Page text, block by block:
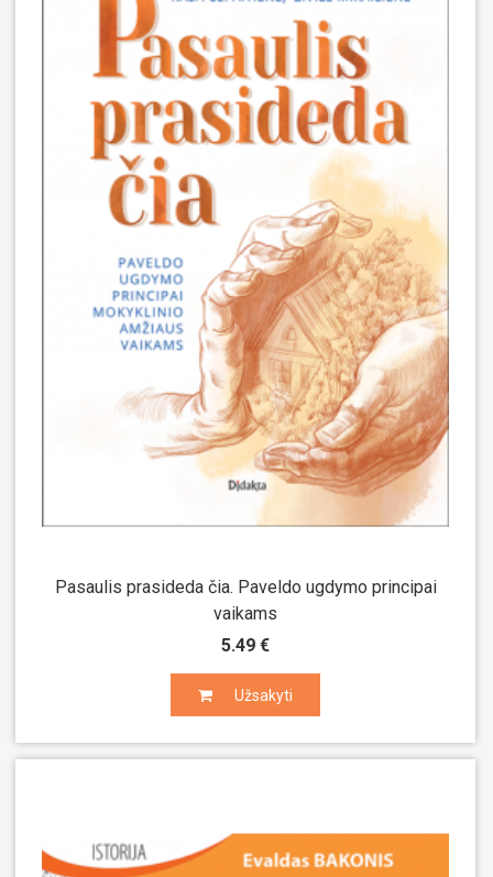
Pasaulis prasideda čia. Paveldo ugdymo principai
vaikams
5.49 €
Užsakyti
Užsakyti